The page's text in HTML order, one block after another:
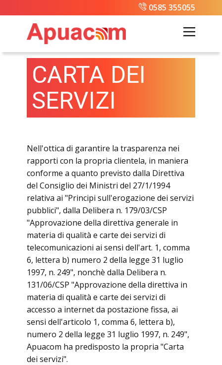
0585 355055
CARTA DEI
SERVIZI
Nell'ottica di garantire la trasparenza nei
rapporti con la propria clientela, in maniera
conforme a quanto previsto dalla Direttiva
del Consiglio dei Ministri del 27/1/1994
relativa ai "Principi sull'erogazione dei servizi
pubblici", dalla Delibera n. 179/03/CSP
"Approvazione della direttiva generale in
materia di qualità e carte dei servizi di
telecomunicazioni ai sensi dell'art. 1, comma
6, lettera b) numero 2 della legge 31 luglio
1997, n. 249", nonchè dalla Delibera n.
131/06/CSP "Approvazione della direttiva in
materia di qualità e carte dei servizi di
accesso a internet da postazione fissa, ai
sensi dell'articolo 1, comma 6, lettera b),
numero 2 della legge 31 luglio 1997, n. 249",
Apuacom ha predisposto la propria "Carta
dei servizi".